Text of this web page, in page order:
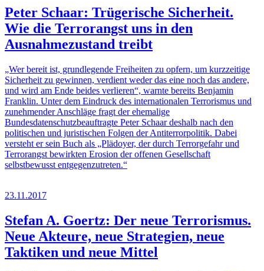
Peter Schaar: Trügerische Sicherheit.
Wie die Terrorangst uns in den
Ausnahmezustand treibt
„Wer bereit ist, grundlegende Freiheiten zu opfern, um kurzzeitige
Sicherheit zu gewinnen, verdient weder das eine noch das andere,
und wird am Ende beides verlieren“, warnte bereits Benjamin
Franklin. Unter dem Eindruck des internationalen Terrorismus und
zunehmender Anschläge fragt der ehemalige
Bundesdatenschutzbeauftragte Peter Schaar deshalb nach den
politischen und juristischen Folgen der Antiterrorpolitik. Dabei
versteht er sein Buch als „Plädoyer, der durch Terrorgefahr und
Terrorangst bewirkten Erosion der offenen Gesellschaft
selbstbewusst entgegenzutreten.“
23.11.2017
Stefan A. Goertz: Der neue Terrorismus.
Neue Akteure, neue Strategien, neue
Taktiken und neue Mittel